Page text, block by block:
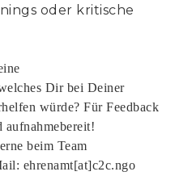
oder kritische
Dir bei Deiner
würde? Für Feedback
beim Team
ehrenamt[at]c2c.ngo